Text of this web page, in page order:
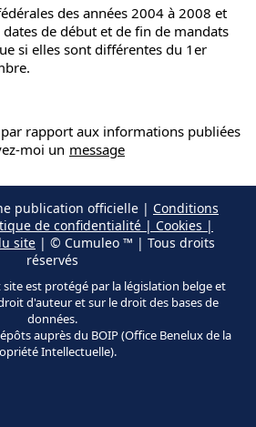
des années 2004 à 2008 et
de début et de fin de mandats
si elles sont différentes du 1er
rapport aux informations publiées
moi un message
publication officielle | Conditions
de confidentialité | Cookies |
site | © Cumuleo ™ | Tous droits
réservés
est protégé par la législation belge et
d'auteur et sur le droit des bases de
données.
auprès du BOIP (Office Benelux de la
Intellectuelle).